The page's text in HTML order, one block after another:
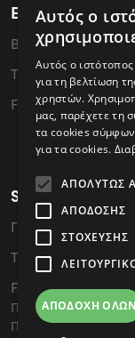
ΕΡΓΟΣΤΑΣΙΟ -
Tel: 2310796340
FAX: 2310796341
SHOWROOM
Γ. Παπανδρέου
Tel: 2310476858
FAX: 2310476859
Πολιτική Cookies
Πολιτική Απορρήτου
Αυτός ο
Αυτός ο
για τη βελτίωση
χρηστών.
μας, παρέχετε τη
τα cookies
για τα cookies.
ΑΠΟΛΎΤΩΣ
ΑΠΌΔΟΣΗΣ
ΣΤΌΧΕΥΣΗΣ
ΑΠΟΔΟΧΉ ΌΛΩΝ